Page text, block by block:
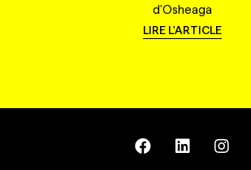
d'Osheaga
LIRE L'ARTICLE